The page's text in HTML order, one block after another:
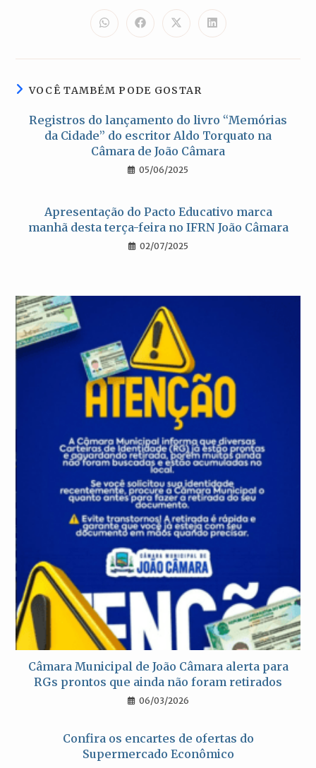
Abre
em
nova
Abre
em
nova
Abre
em
nova
Abre
em
nova
VOCÊ TAMBÉM PODE GOSTAR
Registros do lançamento do livro “Memórias
da Cidade” do escritor Aldo Torquato na
Câmara de João Câmara
05/06/2025
Apresentação do Pacto Educativo marca
manhã desta terça-feira no IFRN João Câmara
02/07/2025
Câmara Municipal de João Câmara alerta para
RGs prontos que ainda não foram retirados
06/03/2026
Confira os encartes de ofertas do
Supermercado Econômico